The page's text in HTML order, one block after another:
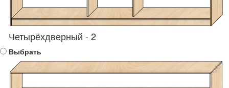
Четырёхдверный - 2
Выбрать